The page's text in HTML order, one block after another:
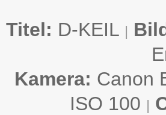
Titel: D-KEIL |
Kamera: Canon
ISO 100 |